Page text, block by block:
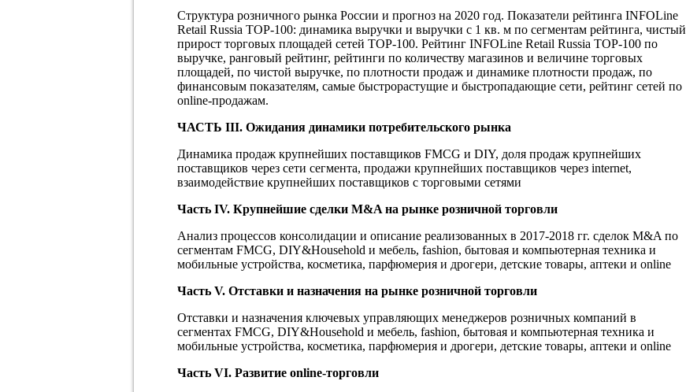
Структура розничного рынка России и прогноз на 2020 год. Показатели рейтинга INFOLine
Retail Russia TOP-100: динамика выручки и выручки с 1 кв. м по сегментам рейтинга, чистый
прирост торговых площадей сетей TOP-100. Рейтинг INFOLine Retail Russia TOP-100 по
выручке, ранговый рейтинг, рейтинги по количеству магазинов и величине торговых
площадей, по чистой выручке, по плотности продаж и динамике плотности продаж, по
финансовым показателям, самые быстрорастущие и быстропадающие сети, рейтинг сетей по
online-продажам.
ЧАСТЬ III. Ожидания динамики потребительского рынка
Динамика продаж крупнейших поставщиков FMCG и DIY, доля продаж крупнейших
поставщиков через сети сегмента, продажи крупнейших поставщиков через internet,
взаимодействие крупнейших поставщиков с торговыми сетями
Часть IV. Крупнейшие сделки M&A на рынке розничной торговли
Анализ процессов консолидации и описание реализованных в 2017-2018 гг. сделок M&A по
сегментам FMCG, DIY&Household и мебель, fashion, бытовая и компьютерная техника и
мобильные устройства, косметика, парфюмерия и дрогери, детские товары, аптеки и online
Часть V. Отставки и назначения на рынке розничной торговли
Отставки и назначения ключевых управляющих менеджеров розничных компаний в
сегментах FMCG, DIY&Household и мебель, fashion, бытовая и компьютерная техника и
мобильные устройства, косметика, парфюмерия и дрогери, детские товары, аптеки и online
Часть VI. Развитие online-торговли